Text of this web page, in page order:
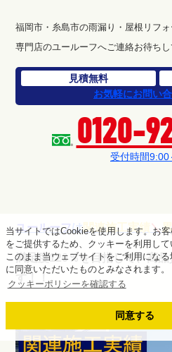
当サイトではCookieを使用します。お
をご提供するため、クッキーを利用して
このまま当ウェブサイトをご利用にな
に同意いただいたものとみなされます。
クッキーポリシーを確認する
同意する
福岡市・糸島市の雨漏り・屋根リフ
専門店のユールーフへご連絡お待ちし
見積無料
お気軽にお問い
0120-
受付時間9:00
ユールーフは関連施工実績 ＼
満足度120％を目指して、高
す！！
施工事例は画像